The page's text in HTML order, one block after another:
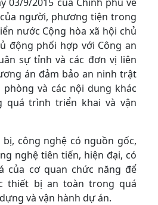
người, phương tiện trong
nước Cộng hòa xã hội chủ
động phối hợp với Công an
sự tỉnh và các đơn vị liên
án đảm bảo an ninh trật
và các nội dung khác
quá trình triển khai và vận
công nghệ có nguồn gốc,
nghệ tiên tiến, hiện đại, có
của cơ quan chức năng để
thiết bị an toàn trong quá
và vận hành dự án.